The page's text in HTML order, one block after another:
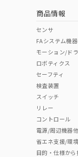
中国 RoHS表
Pb
"対応済み"や
非含有品が
商品情報
センサ
FAシステム機器
モーション/ド
ロボティクス
セーフティ
検査装置
スイッチ
リレー
コントロール
電源/周辺機器他
省エネ支援/環
目的・仕様から